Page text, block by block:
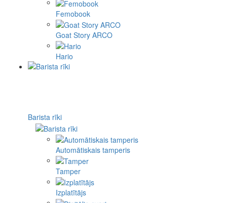
Femobook
Goat Story ARCO
Hario
Barista rīki
Automātiskais tamperis
Tamper
Izplatītājs